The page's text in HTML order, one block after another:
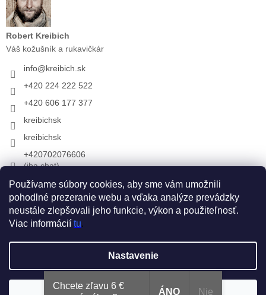
Používame súbory cookies, aby sme vám umožnili
pohodlné prezeranie webu a vďaka analýze prevádzky
neustále zlepšovali jeho funkcie, výkon a použiteľnosť.
Viac informácií tu.
Nastavenie
Robert Kreibich
Váš kožušník a rukavičkár
info@kreibich.sk
+420 224 222 522
+420 606 177 377
kreibichsk
kreibichsk
+420702076606
(iba chat)
Prijímame online platby
Copyright 2026KREIBICH kožušiny & rukavice
Chcete zľavu 6 €
ÁNO Nie